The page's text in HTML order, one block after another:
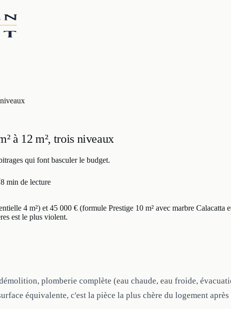
à 12 m², trois niveaux
qui font basculer le budget.
8 min de lecture
4 m²) et 45 000 € (formule Prestige 10 m² avec marbre
est le plus violent.
plomberie complète (eau chaude, eau froide,
équivalente, c'est la pièce la plus chère du logement